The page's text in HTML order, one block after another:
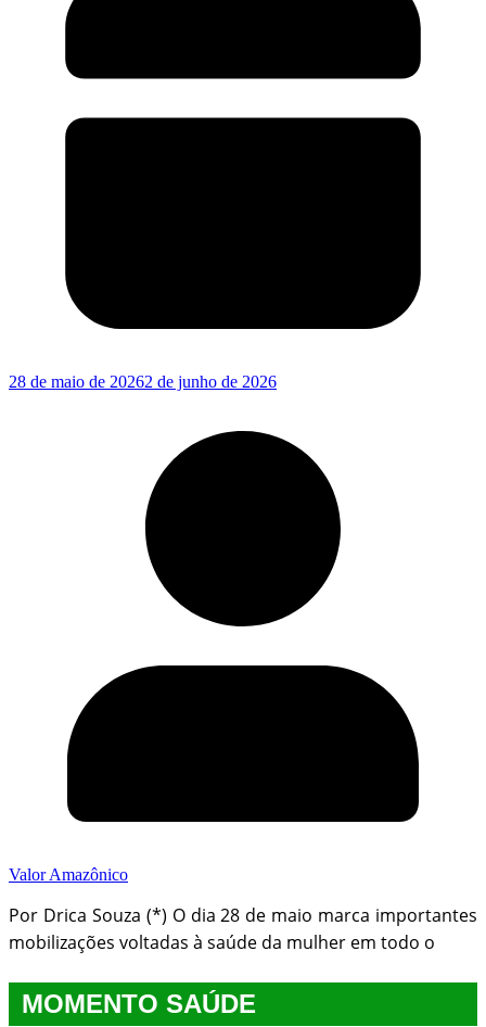
28 de maio de 20262 de junho de 2026
Valor Amazônico
Por Drica Souza (*) O dia 28 de maio marca importantes
mobilizações voltadas à saúde da mulher em todo o
MOMENTO SAÚDE